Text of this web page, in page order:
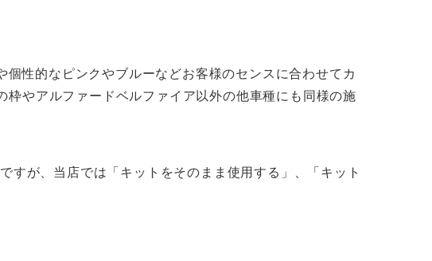
性的なピンクやブルーなどお客様のセンスに合わせてカ
やアルファードベルファイア以外の他車種にも同様の施
すが、当店では「キットをそのまま使用する」、「キット